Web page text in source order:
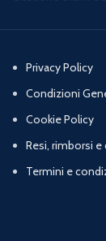
Privacy Policy
Condizioni
Cookie Policy
Resi, rimborsi
Termini e